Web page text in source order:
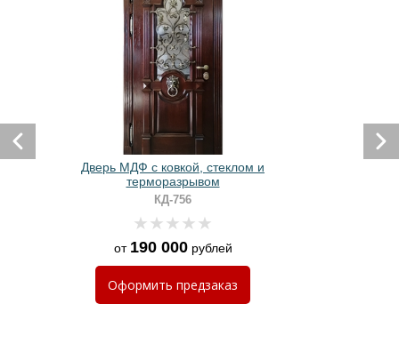
Дверь МДФ с ковкой, стеклом и
терморазрывом
КД-756
от 190 000рублей
Оформить предзаказ